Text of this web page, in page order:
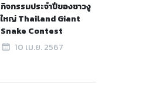
กิจกรรมประจำปีของชาวงู
ใหญ่ Thailand Giant
Snake Contest
10 เม.ย. 2567